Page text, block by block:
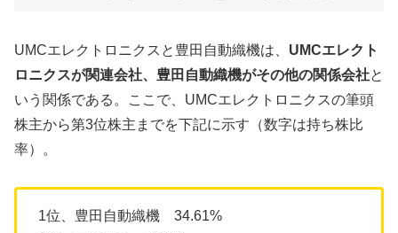
UMCエレクトロニクスと豊田自動織機は、 UMCエレクト
ロニクスが関連会社、豊田自動織機がその他の関係会社と
いう関係である。ここで、UMCエレクトロニクスの筆頭
株主から第3位株主までを下記に示す（数字は持ち株比
率）。
1位、豊田自動織機 34.61%